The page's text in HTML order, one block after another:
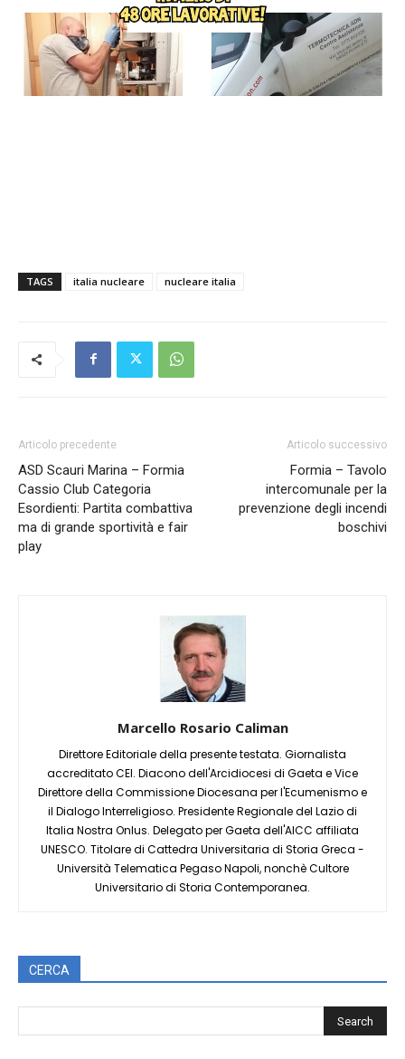
TAGS italia nucleare nucleare italia
Articolo precedente
ASD Scauri Marina – Formia
Cassio Club Categoria
Esordienti: Partita combattiva
ma di grande sportività e fair
play
Articolo successivo
Formia – Tavolo
intercomunale per la
prevenzione degli incendi
boschivi
Marcello Rosario Caliman
Direttore Editoriale della presente testata. Giornalista
accreditato CEI. Diacono dell'Arcidiocesi di Gaeta e Vice
Direttore della Commissione Diocesana per l'Ecumenismo e
il Dialogo Interreligioso. Presidente Regionale del Lazio di
Italia Nostra Onlus. Delegato per Gaeta dell'AICC affiliata
UNESCO. Titolare di Cattedra Universitaria di Storia Greca -
Università Telematica Pegaso Napoli, nonchè Cultore
Universitario di Storia Contemporanea.
CERCA